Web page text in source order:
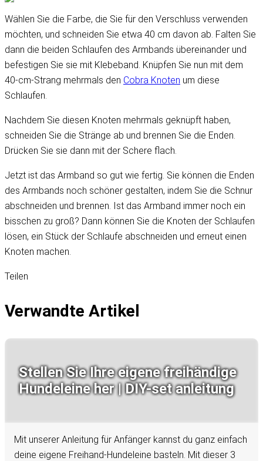
Wählen Sie die Farbe, die Sie für den Verschluss verwenden
möchten, und schneiden Sie etwa 40 cm davon ab. Falten Sie
dann die beiden Schlaufen des Armbands übereinander und
befestigen Sie sie mit Klebeband. Knüpfen Sie nun mit dem
40-cm-Strang mehrmals den Cobra Knoten um diese
Schlaufen.
Nachdem Sie diesen Knoten mehrmals geknüpft haben,
schneiden Sie die Stränge ab und brennen Sie die Enden.
Drücken Sie sie dann mit der Schere flach.
Jetzt ist das Armband so gut wie fertig. Sie können die Enden
des Armbands noch schöner gestalten, indem Sie die Schnur
abschneiden und brennen. Ist das Armband immer noch ein
bisschen zu groß? Dann können Sie die Knoten der Schlaufen
lösen, ein Stück der Schlaufe abschneiden und erneut einen
Knoten machen.
Teilen
Verwandte Artikel
Stellen Sie Ihre eigene freihändige
Hundeleine her | DIY-set anleitung
Mit unserer Anleitung für Anfänger kannst du ganz einfach
deine eigene Freihand-Hundeleine basteln. Mit dieser 3